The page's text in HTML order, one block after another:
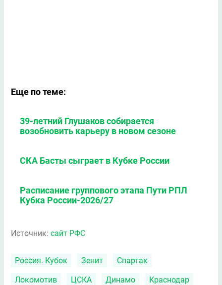
Еще по теме:
39-летний Глушаков собирается
возобновить карьеру в новом сезоне
СКА Басты сыграет в Кубке России
Расписание группового этапа Пути РПЛ
Кубка России-2026/27
Источник: сайт РФС
Россия. Кубок Зенит Спартак
Локомотив ЦСКА Динамо Краснодар